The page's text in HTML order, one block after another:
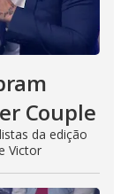
Couple
da edição
Victor